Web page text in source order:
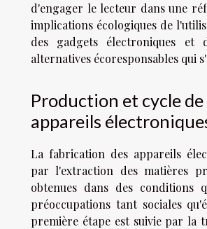
d'engager le lecteur dans une
implications écologiques de
des gadgets électroniques et
alternatives écoresponsables qui
Production et cycle de
appareils
La fabrication des appareils
par l'extraction des matières
obtenues dans des conditions
préoccupations tant sociales
première étape est suivie par la